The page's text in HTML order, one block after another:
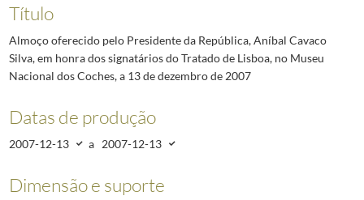
Título
Almoço oferecido pelo Presidente da República, Aníbal Cavaco
Silva, em honra dos signatários do Tratado de Lisboa, no Museu
Nacional dos Coches, a 13 de dezembro de 2007
Datas de produção
2007-12-13 a 2007-12-13
Dimensão e suporte